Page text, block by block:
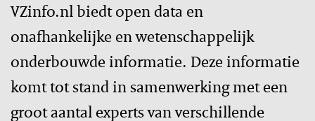
VZinfo.nl biedt open data en
onafhankelijke en wetenschappelijk
onderbouwde informatie. Deze informatie
komt tot stand in samenwerking met een
groot aantal experts van verschillende